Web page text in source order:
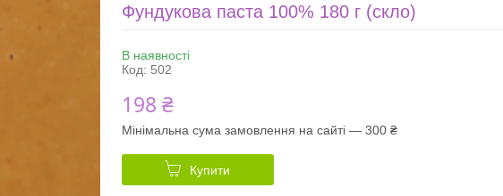
Фундукова паста 100% 180 г (скло)
В наявності
Код: 502
198 ₴
Мінімальна сума замовлення на сайті — 300 ₴
Купити